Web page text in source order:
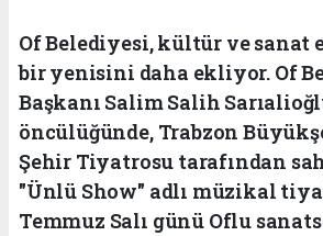
Of Belediyesi, kültür ve
bir yenisini daha ekliyor. Of
Başkanı Salim Salih
öncülüğünde, Trabzon
Şehir Tiyatrosu tarafından
"Ünlü Show" adlı müzikal
Temmuz Salı günü Oflu